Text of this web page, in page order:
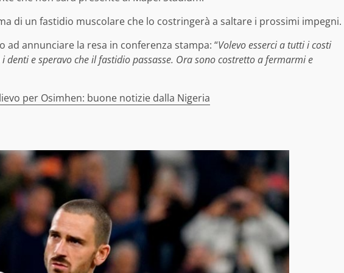
di un fastidio muscolare che lo costringerà a saltare i prossimi impegni.
ad annunciare la resa in conferenza stampa: “Volevo esserci a tutti i costi
denti e speravo che il fastidio passasse. Ora sono costretto a fermarmi e
per Osimhen: buone notizie dalla Nigeria